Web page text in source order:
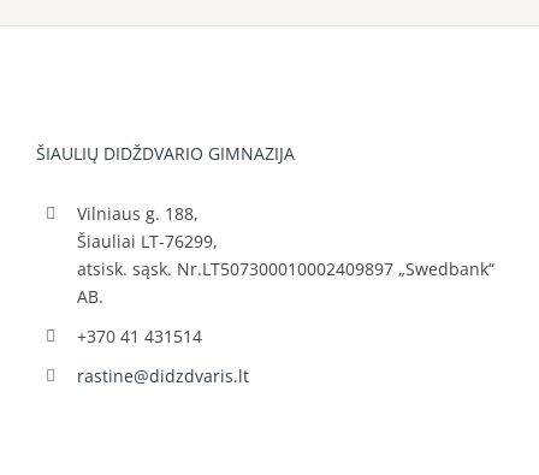
ŠIAULIŲ DIDŽDVARIO GIMNAZIJA
Vilniaus g. 188,
Šiauliai LT-76299,
atsisk. sąsk. Nr.LT507300010002409897 „Swedbank“
AB.
+370 41 431514
rastine@didzdvaris.lt